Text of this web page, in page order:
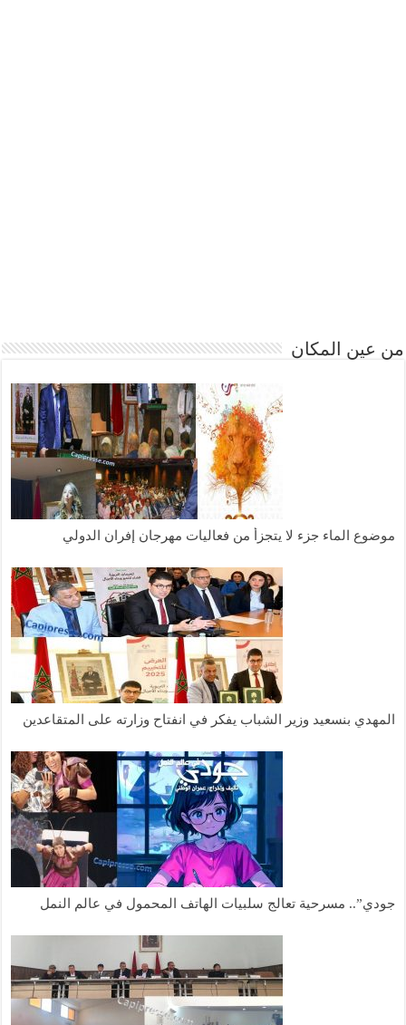
من عين المكان
موضوع الماء جزء لا يتجزأ من فعاليات مهرجان إفران الدولي
المهدي بنسعيد وزير الشباب يفكر في انفتاح وزارته على المتقاعدين
جودي”.. مسرحية تعالج سلبيات الهاتف المحمول في عالم النمل